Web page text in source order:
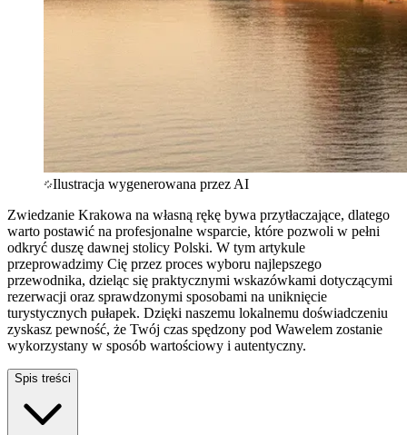
Ilustracja wygenerowana przez AI
Zwiedzanie Krakowa na własną rękę bywa przytłaczające, dlatego
warto postawić na profesjonalne wsparcie, które pozwoli w pełni
odkryć duszę dawnej stolicy Polski. W tym artykule
przeprowadzimy Cię przez proces wyboru najlepszego
przewodnika, dzieląc się praktycznymi wskazówkami dotyczącymi
rezerwacji oraz sprawdzonymi sposobami na uniknięcie
turystycznych pułapek. Dzięki naszemu lokalnemu doświadczeniu
zyskasz pewność, że Twój czas spędzony pod Wawelem zostanie
wykorzystany w sposób wartościowy i autentyczny.
Spis treści